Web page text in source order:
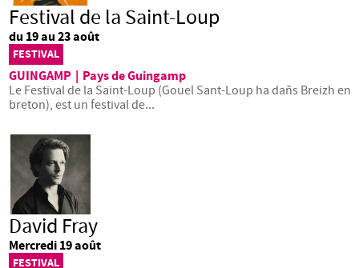
Festival de la Saint-Loup
du 19 au 23 août
FESTIVAL
GUINGAMP
Pays de Guingamp
Le Festival de la Saint-Loup (Gouel Sant-Loup ha dañs Breizh en
breton), est un festival de...
David Fray
Mercredi 19 août
FESTIVAL